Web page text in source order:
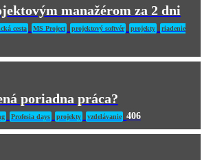
manažérom za 2 dni
cesta MS Project projektový softvér projekty riadenie
poriadna práca?
Profesia days projekty vzdelávanie 406